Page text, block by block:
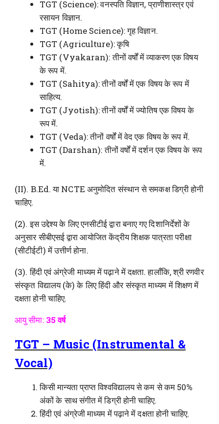
TGT (Science): वनस्पति विज्ञान, प्राणीशास्त्र एवं
रसायन विज्ञान.
TGT (Home Science): गृह विज्ञान.
TGT (Agriculture): कृषि
TGT (Vyakaran): तीनों वर्षों में व्याकरण एक विषय
के रूप में.
TGT (Sahitya): तीनों वर्षों में एक विषय के रूप में
साहित्य.
TGT (Jyotish): तीनों वर्षों में ज्योतिष एक विषय के
रूप में.
TGT (Veda): तीनों वर्षों में वेद एक विषय के रूप में.
TGT (Darshan): तीनों वर्षों में दर्शन एक विषय के रूप
में.
(II). B.Ed. या NCTE अनुमोदित संस्थान से समकक्ष डिग्री होनी
चाहिए.
(2). इस उद्देश्य के लिए एनसीटीई द्वारा बनाए गए दिशानिर्देशों के
अनुसार सीबीएसई द्वारा आयोजित केंद्रीय शिक्षक पात्रता परीक्षा
(सीटीईटी) में उत्तीर्ण होना.
(3). हिंदी एवं अंग्रेजी माध्यम में पढ़ाने में दक्षता. हालाँकि, श्री रणवीर
संस्कृत विद्यालय (के) के लिए हिंदी और संस्कृत माध्यम में शिक्षण में
दक्षता होनी चाहिए.
आयु सीमा:35 वर्ष
TGT – Music (Instrumental &
Vocal)
किसी मान्यता प्राप्त विश्वविद्यालय से कम से कम 50%
अंकों के साथ संगीत में डिग्री होनी चाहिए.
हिंदी एवं अंग्रेजी माध्यम में पढ़ाने में दक्षता होनी चाहिए.